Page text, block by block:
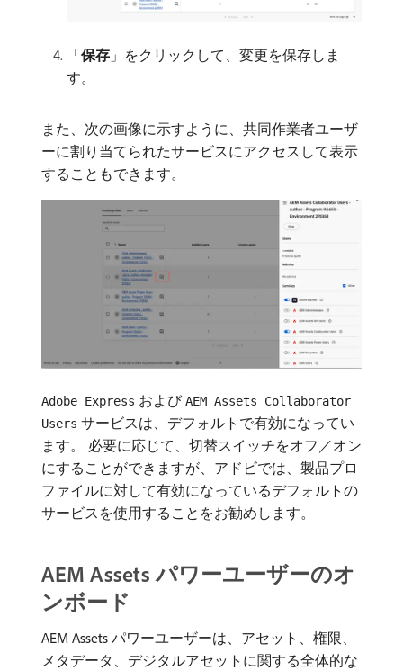
「保存 」をクリックして、変更を保存しま
す。
また、次の画像に示すように、共同作業者ユーザ
ーに割り当てられたサービスにアクセスして表示
することもできます。
Adobe Express およびAEM Assets Collaborator
Users サービスは、デフォルトで有効になってい
ます。 必要に応じて、切替スイッチをオフ／オン
にすることができますが、アドビでは、製品プロ
ファイルに対して有効になっているデフォルトの
サービスを使用することをお勧めします。
AEM Assets パワーユーザーのオ
ンボード
AEM Assets パワーユーザーは、アセット、権限、
メタデータ、デジタルアセットに関する全体的な